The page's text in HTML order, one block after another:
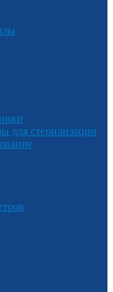
для стерилизации